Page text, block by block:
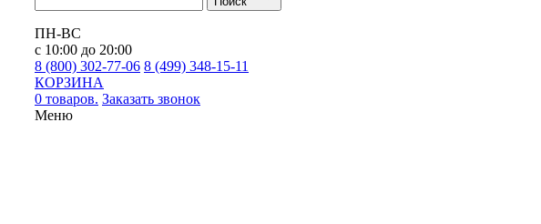
ПН-ВС
с 10:00 до 20:00
8 (800) 302-77-06 8 (499) 348-15-11
КОРЗИНА
0 товаров. Заказать звонок
Меню